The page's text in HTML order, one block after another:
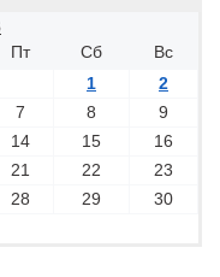
Пт Сб
Вс
1
2
7 8
9
14 15
16
21 22
23
28 29
30